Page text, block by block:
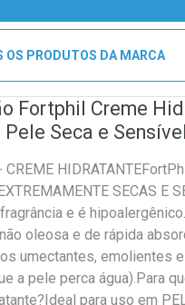
OS PRODUTOS DA MARCA
Fortphil Creme
Pele Seca e
CREME
SECAS E
e é
oleosa e de rápida
umectantes, emolientes
a pele perca água).Para
para uso em